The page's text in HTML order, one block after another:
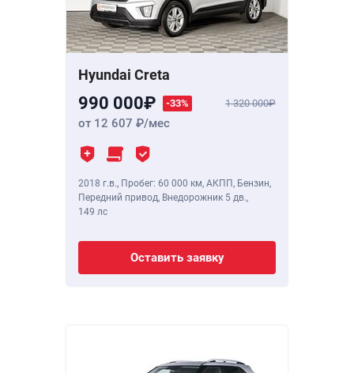
Hyundai Creta
990 000 -33% 1 320 000
от 12 607 /мес
2018 г.в., Пробег: 60 000 км, АКПП, Бензин,
Передний привод, Внедорожник 5 дв.,
149 лс
Оставить заявку